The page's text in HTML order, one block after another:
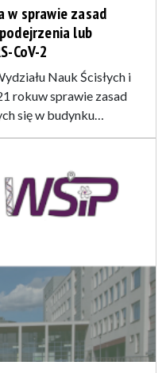
w sprawie zasad
lub
CoV-2
Nauk Ścisłych i
rokuw sprawie zasad
się w budynku…